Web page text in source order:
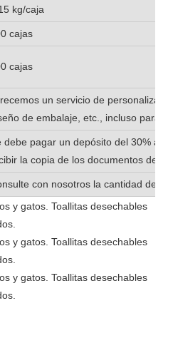
kg/caja
cajas
cajas
un servicio de
de embalaje, etc., incluso para
debe pagar un depósito del 30%
la copia de los documentos de
con nosotros la cantidad de